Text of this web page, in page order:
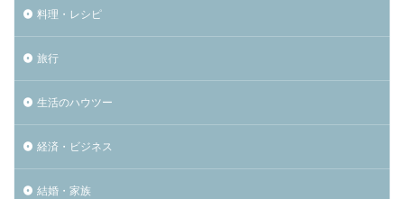
料理・レシピ
旅行
生活のハウツー
経済・ビジネス
結婚・家族